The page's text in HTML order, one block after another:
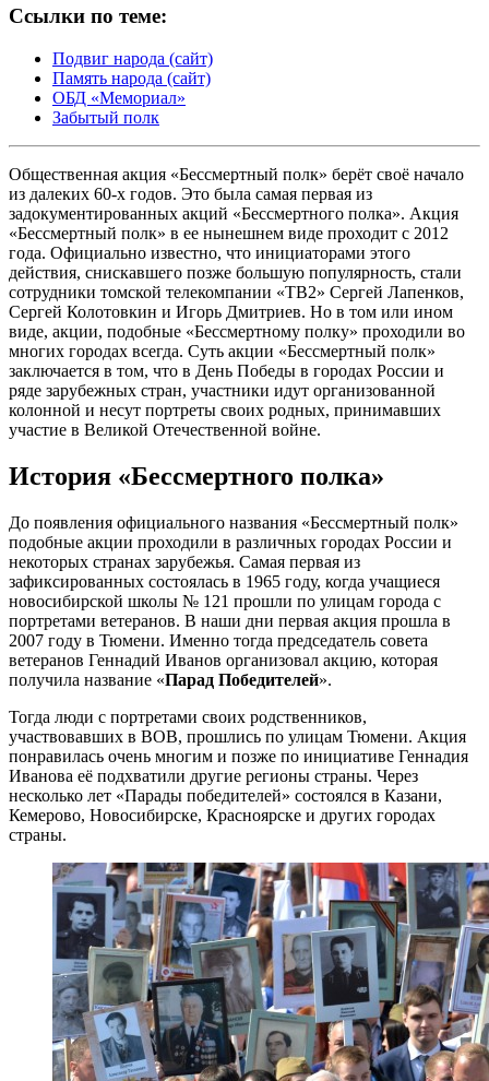
Ссылки по теме:
Подвиг народа (сайт)
Память народа (сайт)
ОБД «Мемориал»
Забытый полк
Общественная акция «Бессмертный полк» берёт своё начало
из далеких 60-х годов. Это была самая первая из
задокументированных акций «Бессмертного полка». Акция
«Бессмертный полк» в ее нынешнем виде проходит с 2012
года. Официально известно, что инициаторами этого
действия, снискавшего позже большую популярность, стали
сотрудники томской телекомпании «ТВ2» Сергей Лапенков,
Сергей Колотовкин и Игорь Дмитриев. Но в том или ином
виде, акции, подобные «Бессмертному полку» проходили во
многих городах всегда. Суть акции «Бессмертный полк»
заключается в том, что в День Победы в городах России и
ряде зарубежных стран, участники идут организованной
колонной и несут портреты своих родных, принимавших
участие в Великой Отечественной войне.
История «Бессмертного полка»
До появления официального названия «Бессмертный полк»
подобные акции проходили в различных городах России и
некоторых странах зарубежья. Самая первая из
зафиксированных состоялась в 1965 году, когда учащиеся
новосибирской школы № 121 прошли по улицам города с
портретами ветеранов. В наши дни первая акция прошла в
2007 году в Тюмени. Именно тогда председатель совета
ветеранов Геннадий Иванов организовал акцию, которая
получила название «Парад Победителей».
Тогда люди с портретами своих родственников,
участвовавших в ВОВ, прошлись по улицам Тюмени. Акция
понравилась очень многим и позже по инициативе Геннадия
Иванова её подхватили другие регионы страны. Через
несколько лет «Парады победителей» состоялся в Казани,
Кемерово, Новосибирске, Красноярске и других городах
страны.